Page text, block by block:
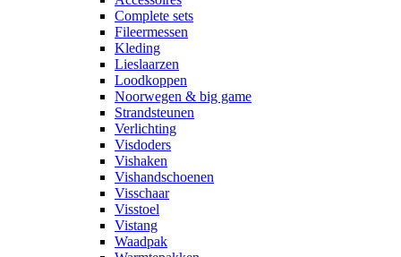
Complete sets
Fileermessen
Kleding
Lieslaarzen
Loodkoppen
Noorwegen & big game
Strandsteunen
Verlichting
Visdoders
Vishaken
Vishandschoenen
Visschaar
Visstoel
Vistang
Waadpak